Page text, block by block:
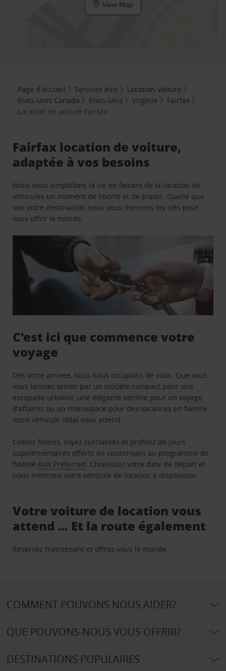
View Map
Page d'accueil Services Avis
Location Voiture
États-Unis Canada
États-Unis Virginie
Fairfax
Location de voiture Fairfax
Fairfax location de voiture,
adaptée à vos besoins
Nous vous simplifions la vie en faisant de la location de
véhicules un moment de liberté et de plaisir. Quelle que
soit votre destination, nous vous donnons les clés pour
vous offrir le monde.
C’est ici que commence votre
voyage
Dès votre arrivée, nous nous occupons de vous. Que vous
vous laissiez tenter par un modèle compact pour une
escapade urbaine, une élégante berline pour un voyage
d’affaires ou un monospace pour des vacances en famille -
votre véhicule idéal vous attend.
Clients fidèles, soyez surclassés et profitez de jours
supplémentaires offerts en souscrivant au programme de
fidélitéAvis Preferred. Choisissez votre date de départ et
nous mettrons votre véhicule de location à disposition.
Votre voiture de location vous
attend … Et la route également
Réservez maintenant et offrez-vous le monde.
COMMENT POUVONS NOUS AIDER?
QUE POUVONS-NOUS VOUS OFFRIR?
DESTINATIONS POPULAIRES